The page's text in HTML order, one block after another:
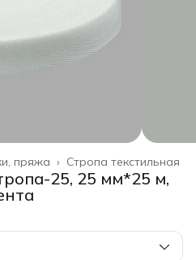
Стропа текстильная
пряжа ›
25, 25 мм*25 м,